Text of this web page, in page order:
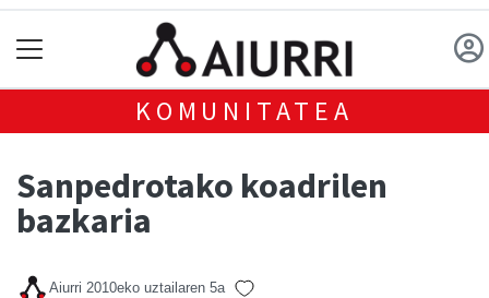
KOMUNITATEA
Sanpedrotako koadrilen
bazkaria
Aiurri 2010eko uztailaren 5a